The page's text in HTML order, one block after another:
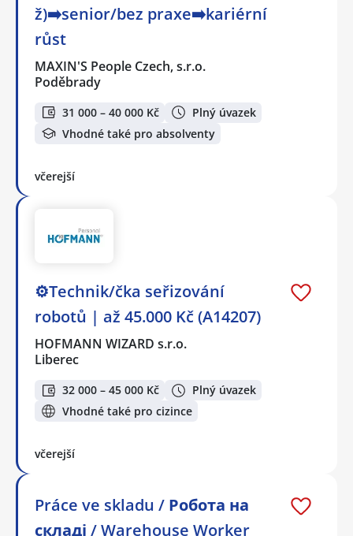
ž)➡️senior/bez praxe➡️kariérní
růst
MAXIN'S People Czech, s.r.o.
Poděbrady
31 000 – 40 000 Kč
Plný úvazek
Vhodné také pro absolventy
včerejší
⚙️Technik/čka seřizování
robotů | až 45.000 Kč (A14207)
HOFMANN WIZARD s.r.o.
Liberec
32 000 – 45 000 Kč
Plný úvazek
Vhodné také pro cizince
včerejší
Práce ve skladu / Робота на
складі / Warehouse Worker